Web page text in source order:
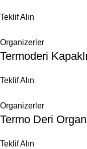
Teklif Alın
Organizerler
Termoderi
Teklif Alın
Organizerler
Termo Deri
Teklif Alın